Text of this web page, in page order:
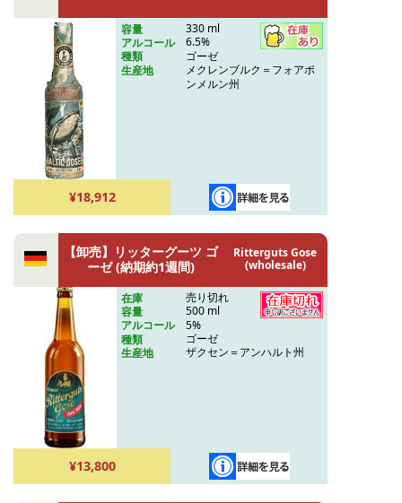
容量
330 ml
アルコール
6.5%
種類
ゴーゼ
生産地
メクレンブルク＝フォアポ
ンメルン州
¥18,912
【卸売】リッターグーツ ゴ
ーゼ (納期約1週間)
Ritterguts Gose
(wholesale)
在庫
売り切れ
容量
500 ml
アルコール
5%
種類
ゴーゼ
生産地
ザクセン＝アンハルト州
¥13,800